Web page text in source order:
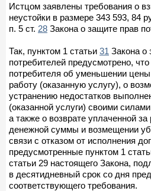
Истцом заявлены требования о
неустойки в размере 343 593, 84
п. 5 ст. 28 Закона о защите прав
Так, пунктом 1 статьи 31 Закона о
потребителей предусмотрено,
потребителя об уменьшении
работу (оказанную услугу), о
устранению недостатков
(оказанной услуги) своими
а также о возврате уплаченной за
денежной суммы и возмещении
связи с отказом от исполнения
предусмотренные пунктом 1
статьи 29 настоящего Закона,
в десятидневный срок со дня
соответствующего требования.